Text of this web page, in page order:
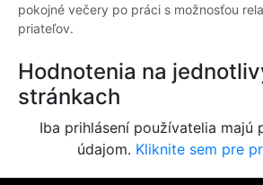
pokojné večery po práci s možnosťou
priateľov.
Hodnotenia na
stránkach
Iba prihlásení používatelia majú
údajom. Kliknite sem pre